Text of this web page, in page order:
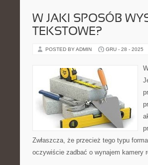
W JAKI SPOSÓB
TEKSTOWE?
POSTED BY ADMIN GRU - 28 - 2025
Zwłaszcza, że przecież tego typu
oczywiście zadbać o wynajem kamery